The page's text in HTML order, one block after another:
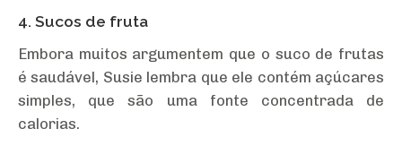
4. Sucos de fruta
Embora muitos argumentem que o suco de frutas
é saudável, Susie lembra que ele contém açúcares
simples, que são uma fonte concentrada de
calorias.